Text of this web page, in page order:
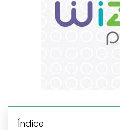
Índice